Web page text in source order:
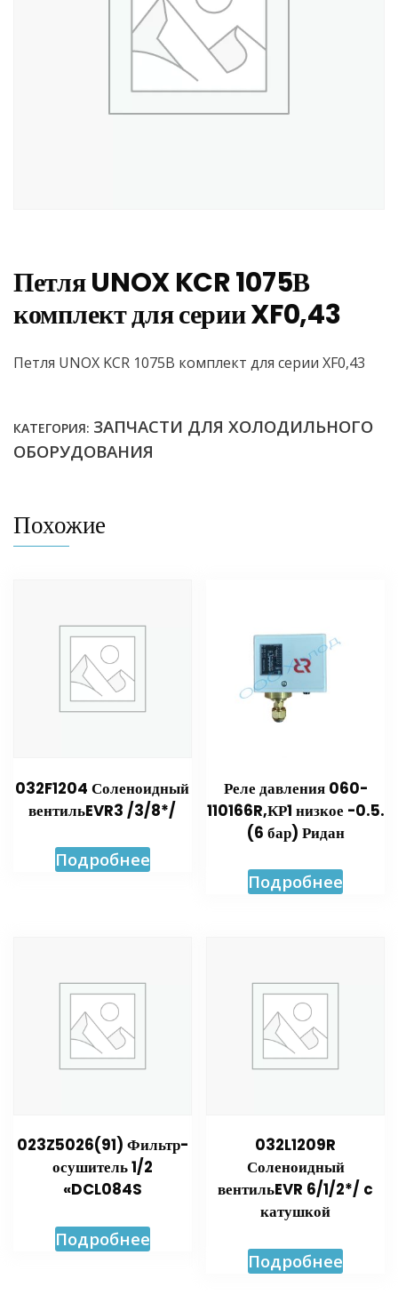
Петля UNOX KCR 1075В
комплект для серии XF0,43
Петля UNOX KCR 1075В комплект для серии XF0,43
КАТЕГОРИЯ: ЗАПЧАСТИ ДЛЯ ХОЛОДИЛЬНОГО
ОБОРУДОВАНИЯ
Похожие
032F1204 Соленоидный
вентильEVR3 /3/8*/
Подробнее
Реле давления 060-
110166R,КР1 низкое -0.5.
(6 бар) Ридан
Подробнее
023Z5026(91) Фильтр-
осушитель 1/2
«DCL084S
Подробнее
032L1209R
Соленоидный
вентильEVR 6/1/2*/ c
катушкой
Подробнее